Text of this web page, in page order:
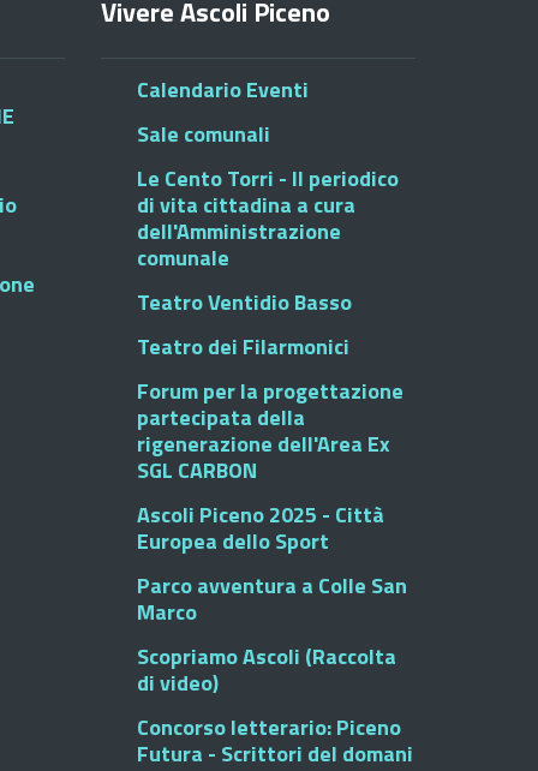
Vivere Ascoli Piceno
Calendario Eventi
Sale comunali
Le Cento Torri - Il periodico
di vita cittadina a cura
dell'Amministrazione
comunale
Teatro Ventidio Basso
Teatro dei Filarmonici
Forum per la progettazione
partecipata della
rigenerazione dell'Area Ex
SGL CARBON
Ascoli Piceno 2025 - Città
Europea dello Sport
Parco avventura a Colle San
Marco
Scopriamo Ascoli (Raccolta
di video)
Concorso letterario: Piceno
Futura - Scrittori del domani